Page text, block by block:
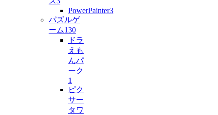
PowerPainter3
パズルゲ
ーム130
ドラ
えも
んパ
ーク
1
ピク
サー
タワ